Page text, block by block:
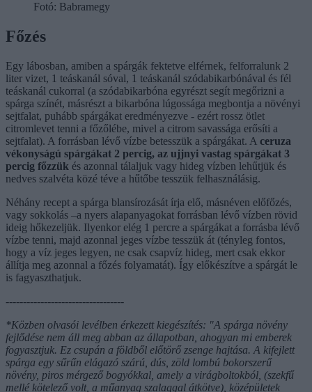
Fotó: Babramegy
Főzés
Egy lábosban, amiben a spárgák fektetve elférnek, felforralunk 2
liter vizet, 1 teáskanál sóval, 1 teáskanál szódabikarbónával és fél
teáskanál cukorral (a szódabikarbóna egyrészt segít megőrizni a
spárga színét, másrészt a bikarbóna lúgossága megbontja a növényi
sejtfalat, puhább spárgákat eredményezve - ezért rossz ötlet
citromlevet tenni a főzőlébe, mivel a citrom savassága erősíti a
sejtfalat). A forrásban lévő vízbe betesszük a spárgákat. A ceruza
vékonyságú spárgákat 2 percig, az ujjnyi vastag spárgákat 3
percig főzzük és azonnal tálaljuk vagy hideg vízben lehűtjük és
nedves szalvéta közé téve a hűtőbe tesszük felhasználásig.
Néhány recept a spárga blansírozását írja elő, másnéven előfőzés,
vagy sokkolás –a nyers alapanyagokat forrásban lévő vízben rövid
ideig hőkezeljük. Ilyenkor elég 1 percre a spárgákat a forrásba lévő
vízbe tenni, majd azonnal jeges vízbe tesszük át (tényleg fontos,
hogy a víz jeges legyen, ne csak csapvíz hideg, mert csak ekkor
állítja meg azonnal a főzés folyamatát). Így előkészítve a spárgát le
is fagyaszthatjuk.
----------------------------------
*Közben olvasói levélben érkezett kiegészítés: "A spárga növény
fejlődése nem áll meg abban az állapotban, ahogyan mi emberek
fogyasztjuk. Ez csupán a földből előtörő zsenge hajtása. A kifejlett
spárga egy sűrűn elágazó szárú, dús, zöld lombú bokorszerű
növény, piros mérgező bogyókkal, amely a virágboltokból, (szekfű
mellé kötelező volt, a műanyag szalaggal átkötve), középületek